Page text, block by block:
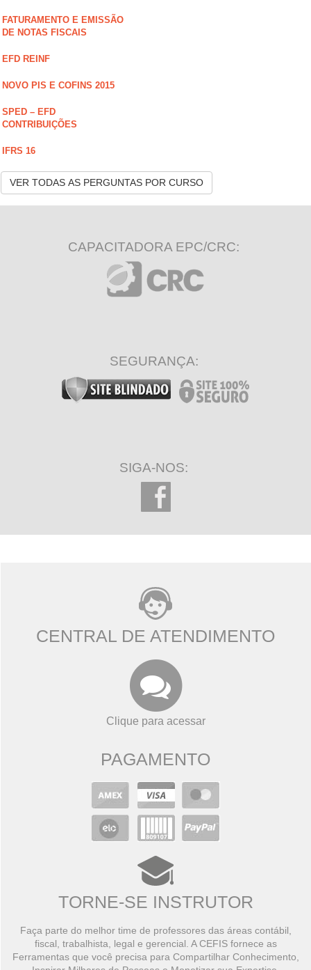
FATURAMENTO E EMISSÃO
DE NOTAS FISCAIS
EFD REINF
NOVO PIS E COFINS 2015
SPED – EFD
CONTRIBUIÇÕES
IFRS 16
VER TODAS AS PERGUNTAS POR CURSO
CAPACITADORA EPC/CRC:
SEGURANÇA:
SIGA-NOS:
CENTRAL DE ATENDIMENTO
Clique para acessar
PAGAMENTO
TORNE-SE INSTRUTOR
Faça parte do melhor time de professores das áreas contábil,
fiscal, trabalhista, legal e gerencial. A CEFIS fornece as
Ferramentas que você precisa para Compartilhar Conhecimento,